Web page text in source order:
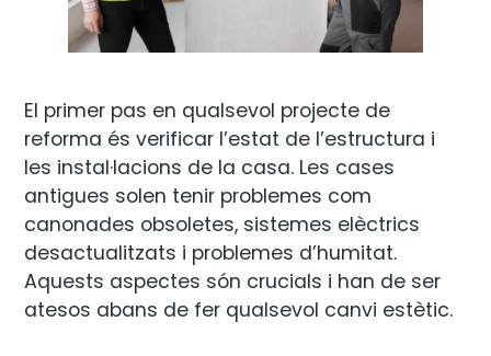
El primer pas en qualsevol projecte de
reforma és verificar l’estat de l’estructura i
les instal·lacions de la casa. Les cases
antigues solen tenir problemes com
canonades obsoletes, sistemes elèctrics
desactualitzats i problemes d’humitat.
Aquests aspectes són crucials i han de ser
atesos abans de fer qualsevol canvi estètic.